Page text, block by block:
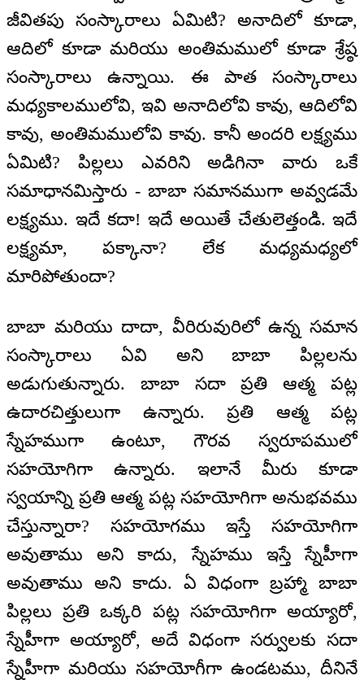
జీవితపు సంస్కారాలు ఏమిటి? అనాదిలో కూడా,
ఆదిలో కూడా మరియు అంతిమములో కూడా శ్రేష్ఠ
సంస్కారాలు ఉన్నాయి. ఈ పాత సంస్కారాలు
మధ్యకాలములోవి, ఇవి అనాదిలోవి కావు, ఆదిలోవి
కావు, అంతిమములోవి కావు. కానీ అందరి లక్ష్యము
ఏమిటి? పిల్లలు ఎవరిని అడిగినా వారు ఒకే
సమాధానమిస్తారు - బాబా సమానముగా అవ్వడమే
లక్ష్యము. ఇదే కదా! ఇదే అయితే చేతులెత్తండి. ఇదే
లక్ష్యమా, పక్కానా? లేక మధ్యమధ్యలో
మారిపోతుందా?
బాబా మరియు దాదా, వీరిరువురిలో ఉన్న సమాన
సంస్కారాలు ఏవి అని బాబా పిల్లలను
అడుగుతున్నారు. బాబా సదా ప్రతి ఆత్మ పట్ల
ఉదారచిత్తులుగా ఉన్నారు. ప్రతి ఆత్మ పట్ల
స్నేహముగా ఉంటూ, గౌరవ స్వరూపములో
సహయోగిగా ఉన్నారు. ఇలానే మీరు కూడా
స్వయాన్ని ప్రతి ఆత్మ పట్ల సహయోగిగా అనుభవము
చేస్తున్నారా? సహయోగము ఇస్తే సహయోగిగా
అవుతాము అని కాదు, స్నేహము ఇస్తే స్నేహీగా
అవుతాము అని కాదు. ఏ విధంగా బ్రహ్మా బాబా
పిల్లలు ప్రతి ఒక్కరి పట్ల సహయోగిగా అయ్యారో,
స్నేహీగా అయ్యారో, అదే విధంగా సర్వులకు సదా
స్నేహీగా మరియు సహయోగీగా ఉండటము, దీనినే